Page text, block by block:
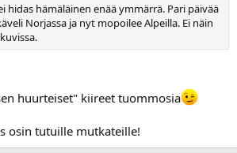
hidas hämäläinen enää ymmärrä. Pari päivää
Norjassa ja nyt mopoilee Alpeilla. Ei näin
huurteiset" kiireet tuommosia
osin tutuille mutkateille!